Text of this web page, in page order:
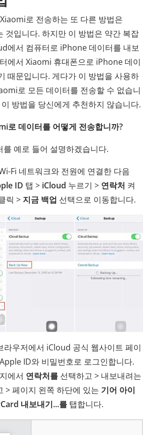
로 전송하는 또 다른 방법은
것입니다. 하지만 이 방법은 약간 복잡
에서 컴퓨터로 iPhone 데이터를 내보
에서 Xiaomi 휴대폰으로 iPhone 데이
때문입니다. 게다가 이 방법을 사용하
로 모든 데이터를 전송할 수 없습니
방법을 당신에게 추천하지 않습니다.
로 데이터를 어떻게 전송합니까?
를 예로 들어 설명하겠습니다.
Fi 네트워크와 전원에 연결한 다음
ID 탭 > iCloud 누르기 > 연락처 켜
릭 > 지금 백업 선택으로 이동합니다.
라우저에서 iCloud 공식 웹사이트 페이
ID와 비밀번호로 로그인합니다.
에서 연락처를 선택하고 > 내보내려는
> 페이지 왼쪽 하단에 있는 기어 아이
내보내기...를 탭합니다.